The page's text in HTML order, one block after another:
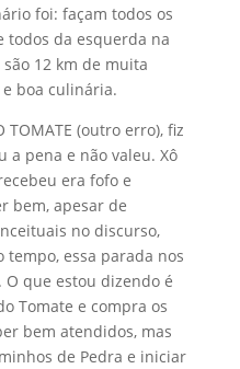
foi: façam todos os
todos da esquerda na
12 km de muita
boa culinária.
TOMATE (outro erro), fiz
a pena e não valeu. Xô
era fofo e
bem, apesar de
no discurso,
tempo, essa parada nos
que estou dizendo é
Tomate e compra os
bem atendidos, mas
de Pedra e iniciar